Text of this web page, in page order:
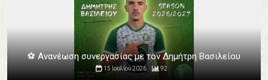
⚽️ Ανανέωση συνεργασίας με τον Δημήτρη Βασιλείου
15 Ιουλίου 2026 92